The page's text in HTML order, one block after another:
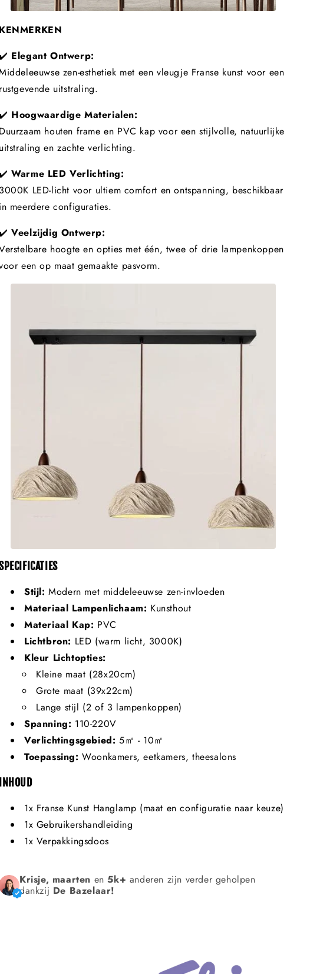
KENMERKEN
Elegant Ontwerp:
zen-esthetiek met een vleugje Franse kunst voor een
rustgevende uitstraling.
Hoogwaardige Materialen:
Duurzaam houten frame en PVC kap voor een stijlvolle, natuurlijke
uitstraling en zachte verlichting.
Warme LED Verlichting:
3000K LED-licht voor ultiem comfort en ontspanning, beschikbaar
in meerdere configuraties.
Veelzijdig Ontwerp:
hoogte en opties met één, twee of drie lampenkoppen
een op maat gemaakte pasvorm.
Stijl: Modern met middeleeuwse zen-invloeden
Materiaal Lampenlichaam: Kunsthout
Materiaal Kap: PVC
Lichtbron: LED (warm licht, 3000K)
Kleur Lichtopties:
Kleine maat (28x20cm)
Grote maat (39x22cm)
Lange stijl (2 of 3 lampenkoppen)
Spanning: 110-220V
Verlichtingsgebied: 5㎡ - 10㎡
Toepassing: Woonkamers, eetkamers, theesalons
INHOUD
1x Franse Kunst Hanglamp (maat en configuratie naar keuze)
1x Gebruikershandleiding
1x Verpakkingsdoos
Krisje, maarten en5k+ anderen zijn verder geholpen
dankzij De Bazelaar!